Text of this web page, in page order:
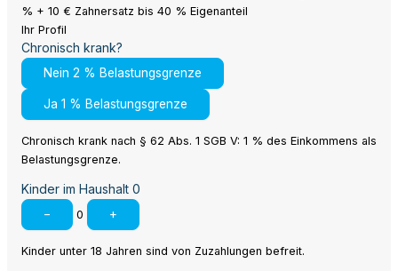
% + 10 € Zahnersatz bis 40 % Eigenanteil
Ihr Profil
Chronisch krank?
Nein 2 % Belastungsgrenze
Ja 1 % Belastungsgrenze
Chronisch krank nach § 62 Abs. 1 SGB V: 1 % des Einkommens als
Belastungsgrenze.
Kinder im Haushalt 0
− 0 +
Kinder unter 18 Jahren sind von Zuzahlungen befreit.